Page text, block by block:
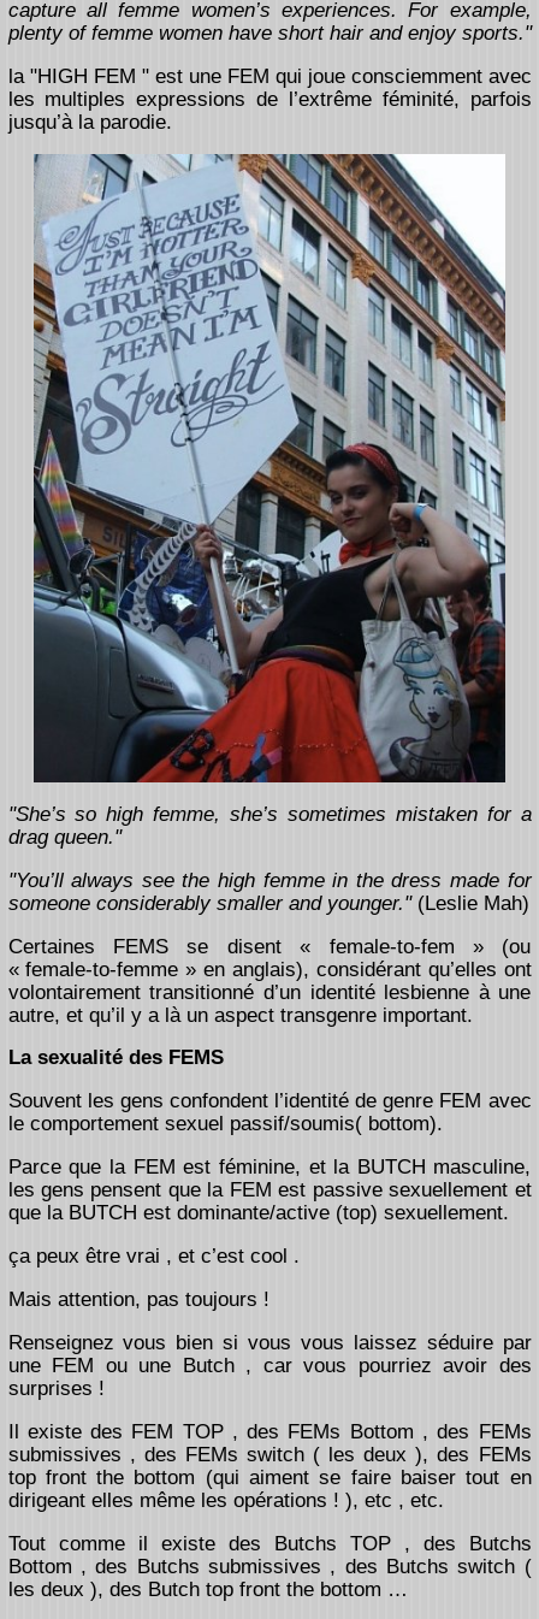
capture all femme women’s experiences. For example,
plenty of femme women have short hair and enjoy sports."
la "HIGH FEM " est une FEM qui joue consciemment avec
les multiples expressions de l’extrême féminité, parfois
jusqu’à la parodie.
"She’s so high femme, she’s sometimes mistaken for a
drag queen."
"You’ll always see the high femme in the dress made for
someone considerably smaller and younger."(Leslie Mah)
Certaines FEMS se disent « female-to-fem » (ou
« female-to-femme » en anglais), considérant qu’elles ont
volontairement transitionné d’un identité lesbienne à une
autre, et qu’il y a là un aspect transgenre important.
La sexualité des FEMS
Souvent les gens confondent l’identité de genre FEM avec
le comportement sexuel passif/soumis( bottom).
Parce que la FEM est féminine, et la BUTCH masculine,
les gens pensent que la FEM est passive sexuellement et
que la BUTCH est dominante/active (top) sexuellement.
ça peux être vrai , et c’est cool .
Mais attention, pas toujours !
Renseignez vous bien si vous vous laissez séduire par
une FEM ou une Butch , car vous pourriez avoir des
surprises !
Il existe des FEM TOP , des FEMs Bottom , des FEMs
submissives , des FEMs switch ( les deux ), des FEMs
top front the bottom (qui aiment se faire baiser tout en
dirigeant elles même les opérations ! ), etc , etc.
Tout comme il existe des Butchs TOP , des Butchs
Bottom , des Butchs submissives , des Butchs switch (
les deux ), des Butch top front the bottom …